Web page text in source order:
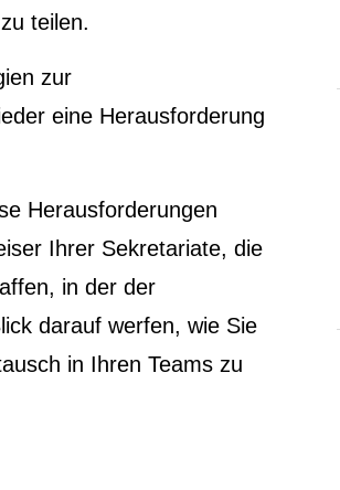
teilen.
zur
eine Herausforderung
Herausforderungen
Ihrer Sekretariate, die
in der der
darauf werfen, wie Sie
in Ihren Teams zu